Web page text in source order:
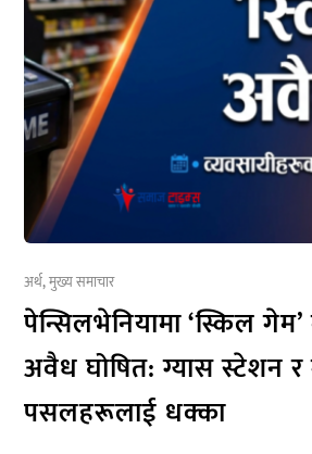
अर्थ,मुख्य समाचार
पेन्सिलभेनियामा ‘स्किल
अवैध घोषित: ग्यास स्टेशन र
पसलहरूलाई धक्का